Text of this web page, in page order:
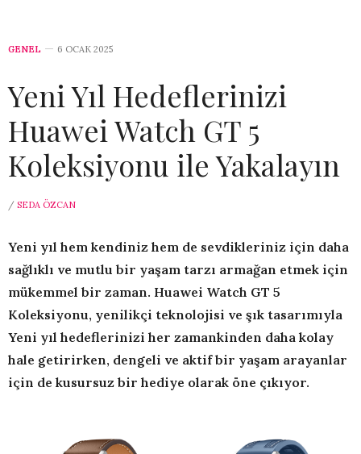
GENEL 6 OCAK 2025
Yeni Yıl Hedeflerinizi
Huawei Watch GT 5
Koleksiyonu ile Yakalayın
/ SEDA ÖZCAN
Yeni yıl hem kendiniz hem de sevdikleriniz için daha
sağlıklı ve mutlu bir yaşam tarzı armağan etmek için
mükemmel bir zaman. Huawei Watch GT 5
Koleksiyonu, yenilikçi teknolojisi ve şık tasarımıyla
Yeni yıl hedeflerinizi her zamankinden daha kolay
hale getirirken, dengeli ve aktif bir yaşam arayanlar
için de kusursuz bir hediye olarak öne çıkıyor.